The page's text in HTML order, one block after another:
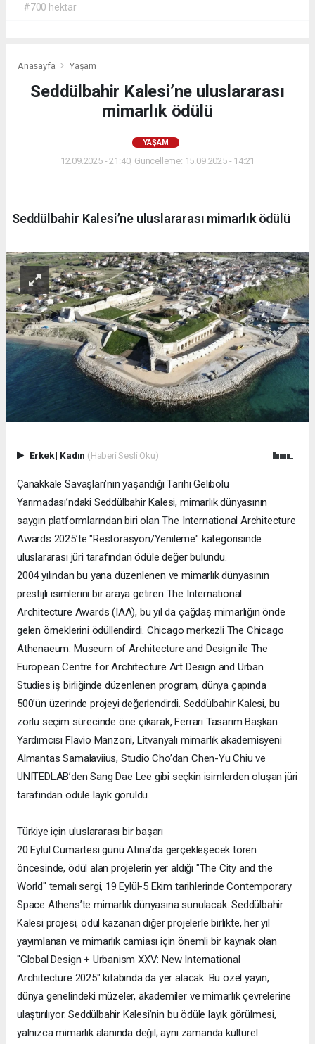
#700 hektar
Anasayfa Yaşam
Seddülbahir Kalesi’ne uluslararası
mimarlık ödülü
YAŞAM
12.09.2025 - 21:40, Güncelleme: 15.09.2025 - 14:21
Seddülbahir Kalesi’ne uluslararası mimarlık ödülü
Erkek| Kadın (Haberi Sesli Oku)
Çanakkale Savaşları’nın yaşandığı Tarihi Gelibolu
Yarımadası’ndaki Seddülbahir Kalesi, mimarlık dünyasının
saygın platformlarından biri olan The International Architecture
Awards 2025’te "Restorasyon/Yenileme" kategorisinde
uluslararası jüri tarafından ödüle değer bulundu.
2004 yılından bu yana düzenlenen ve mimarlık dünyasının
prestijli isimlerini bir araya getiren The International
Architecture Awards (IAA), bu yıl da çağdaş mimarlığın önde
gelen örneklerini ödüllendirdi. Chicago merkezli The Chicago
Athenaeum: Museum of Architecture and Design ile The
European Centre for Architecture Art Design and Urban
Studies iş birliğinde düzenlenen program, dünya çapında
500’ün üzerinde projeyi değerlendirdi. Seddülbahir Kalesi, bu
zorlu seçim sürecinde öne çıkarak, Ferrari Tasarım Başkan
Yardımcısı Flavio Manzoni, Litvanyalı mimarlık akademisyeni
Almantas Samalaviius, Studio Cho’dan Chen-Yu Chiu ve
UNITEDLAB’den Sang Dae Lee gibi seçkin isimlerden oluşan jüri
tarafından ödüle layık görüldü.
Türkiye için uluslararası bir başarı
20 Eylül Cumartesi günü Atina’da gerçekleşecek tören
öncesinde, ödül alan projelerin yer aldığı "The City and the
World" temalı sergi, 19 Eylül-5 Ekim tarihlerinde Contemporary
Space Athens’te mimarlık dünyasına sunulacak. Seddülbahir
Kalesi projesi, ödül kazanan diğer projelerle birlikte, her yıl
yayımlanan ve mimarlık camiası için önemli bir kaynak olan
"Global Design + Urbanism XXV: New International
Architecture 2025" kitabında da yer alacak. Bu özel yayın,
dünya genelindeki müzeler, akademiler ve mimarlık çevrelerine
ulaştırılıyor. Seddülbahir Kalesi’nin bu ödüle layık görülmesi,
yalnızca mimarlık alanında değil; aynı zamanda kültürel